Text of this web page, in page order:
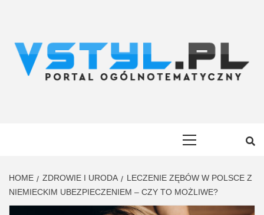
HOME ZDROWIE I URODA
LECZENIE ZĘBÓW W POLSCE Z
NIEMIECKIM UBEZPIECZENIEM – CZY TO MOŻLIWE?